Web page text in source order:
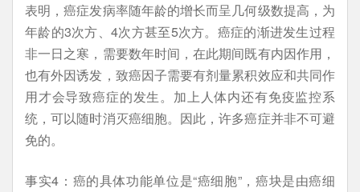
表明，癌症发病率随年龄的增长而呈几何级数提高，为
年龄的3次方、4次方甚至5次方。癌症的渐进发生过程
非一日之寒，需要数年时间，在此期间既有内因作用，
也有外因诱发，致癌因子需要有剂量累积效应和共同作
用才会导致癌症的发生。加上人体内还有免疫监控系
统，可以随时消灭癌细胞。因此，许多癌症并非不可避
免的。
事实4：癌的具体功能单位是“癌细胞”，癌块是由癌细